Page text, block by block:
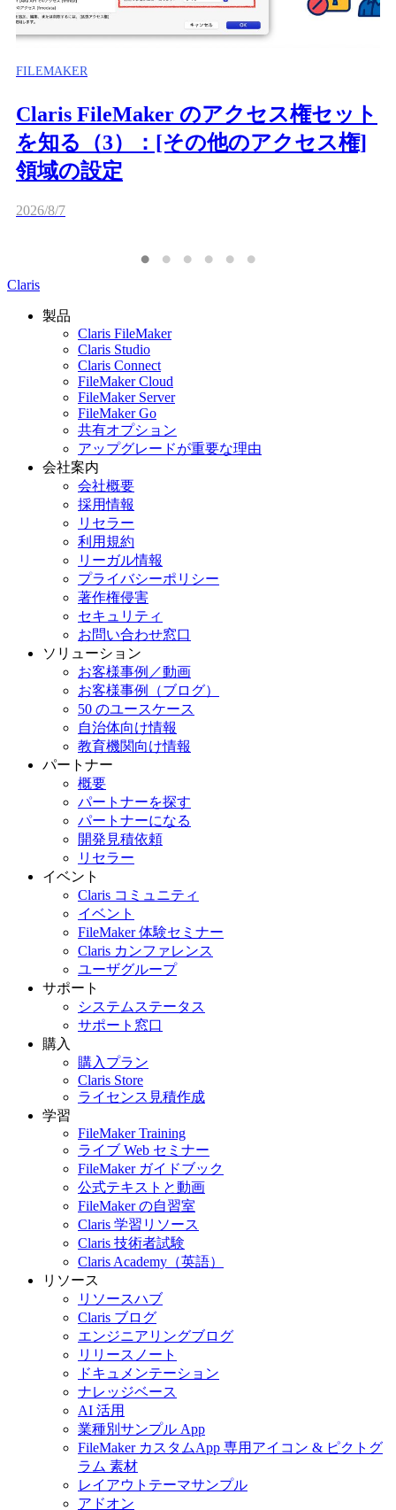
FILEMAKER
Claris FileMaker のアクセス権セット
を知る（3）：[その他のアクセス権]
領域の設定
2026/8/7
Claris
製品
Claris FileMaker
Claris Studio
Claris Connect
FileMaker Cloud
FileMaker Server
FileMaker Go
共有オプション
アップグレードが重要な理由
会社案内
会社概要
採用情報
リセラー
利用規約
リーガル情報
プライバシーポリシー
著作権侵害
セキュリティ
お問い合わせ窓口
ソリューション
お客様事例／動画
お客様事例（ブログ）
50 のユースケース
自治体向け情報
教育機関向け情報
パートナー
概要
パートナーを探す
パートナーになる
開発見積依頼
リセラー
イベント
Claris コミュニティ
イベント
FileMaker 体験セミナー
Claris カンファレンス
ユーザグループ
サポート
システムステータス
サポート窓口
購入
購入プラン
Claris Store
ライセンス見積作成
学習
FileMaker Training
ライブ Web セミナー
FileMaker ガイドブック
公式テキストと動画
FileMaker の自習室
Claris 学習リソース
Claris 技術者試験
Claris Academy（英語）
リソース
リソースハブ
Claris ブログ
エンジニアリングブログ
リリースノート
ドキュメンテーション
ナレッジベース
AI 活用
業種別サンプル App
FileMaker カスタムApp 専用アイコン & ピクトグ
ラム 素材
レイアウトテーマサンプル
アドオン